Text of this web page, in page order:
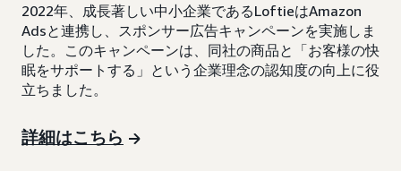
2022年、成長著しい中小企業であるLoftieはAmazon
Adsと連携し、スポンサー広告キャンペーンを実施しま
した。このキャンペーンは、同社の商品と「お客様の快
眠をサポートする」という企業理念の認知度の向上に役
立ちました。
詳細はこちら